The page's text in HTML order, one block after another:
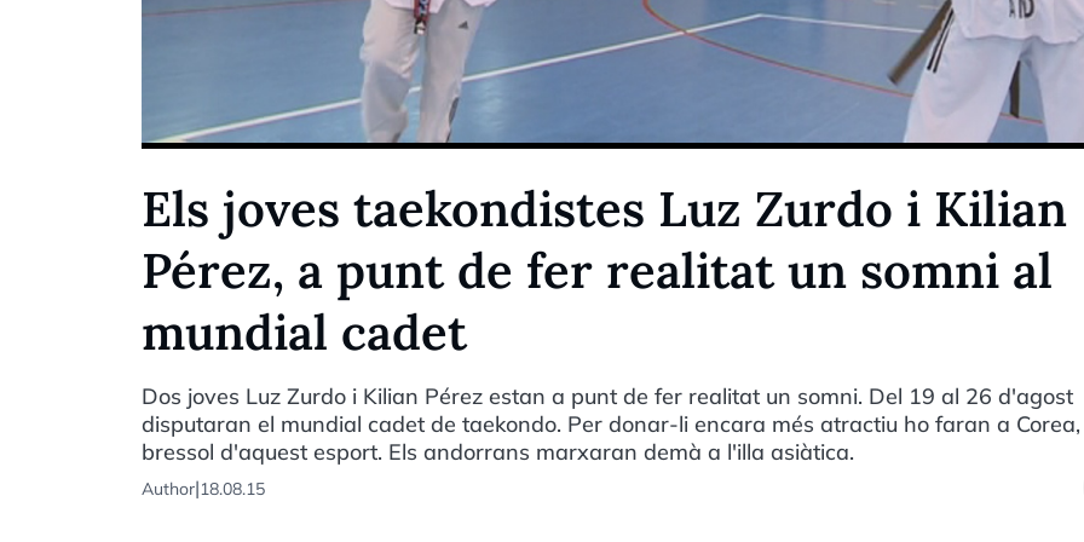
Els joves taekondistes Luz Zurdo i Kilian
Pérez, a punt de fer realitat un somni al
mundial cadet
Dos joves Luz Zurdo i Kilian Pérez estan a punt de fer realitat un somni. Del 19 al 26 d'agost
disputaran el mundial cadet de taekondo. Per donar-li encara més atractiu ho faran a Corea,
bressol d'aquest esport. Els andorrans marxaran demà a l'illa asiàtica.
Author|18.08.15